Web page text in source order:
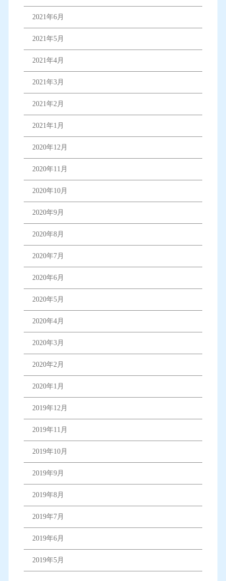
2021年6月
2021年5月
2021年4月
2021年3月
2021年2月
2021年1月
2020年12月
2020年11月
2020年10月
2020年9月
2020年8月
2020年7月
2020年6月
2020年5月
2020年4月
2020年3月
2020年2月
2020年1月
2019年12月
2019年11月
2019年10月
2019年9月
2019年8月
2019年7月
2019年6月
2019年5月